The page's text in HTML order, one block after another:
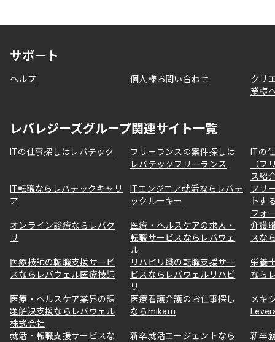
サポート
ヘルプ 個人様お問い合わせ
クリ
業様
レバレジーズグループ関連サイト一覧
ITの仕事探しはレバテック
フリーランスの案件探しは
レバテックフリーランス
ITの
（フ
ス紹
IT転職ならレバテックキャリ
ア
ITエンジニア就活ならレバテ
ックルーキー
フリ
トす
フォ
オンライン診療ならレバク
リ
医療・ヘルスケアの求人・
転職サービスならレバウェ
ル
介護
スな
医療技師の転職支援サービ
スならレバウェル医療技師
リハビリ職の転職支援サー
ビスならレバウェルリハビ
リ
栄養
なら
医療・ヘルスケア業界の課
題解決支援ならレバウェル
株式会社
医療看護介護のお仕事探し
ならmikaru
メキ
就活・転職支援サービスな
新卒就活エージェントなら
新卒